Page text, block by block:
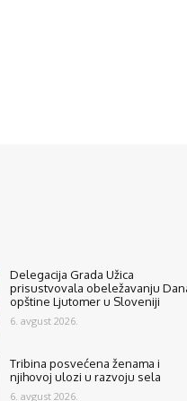
Delegacija Grada Užica
prisustvovala obeležavanju
opštine Ljutomer u Sloveniji
6. avgust 2026.
Tribina posvećena ženama i
njihovoj ulozi u razvoju sela
6. avgust 2026.